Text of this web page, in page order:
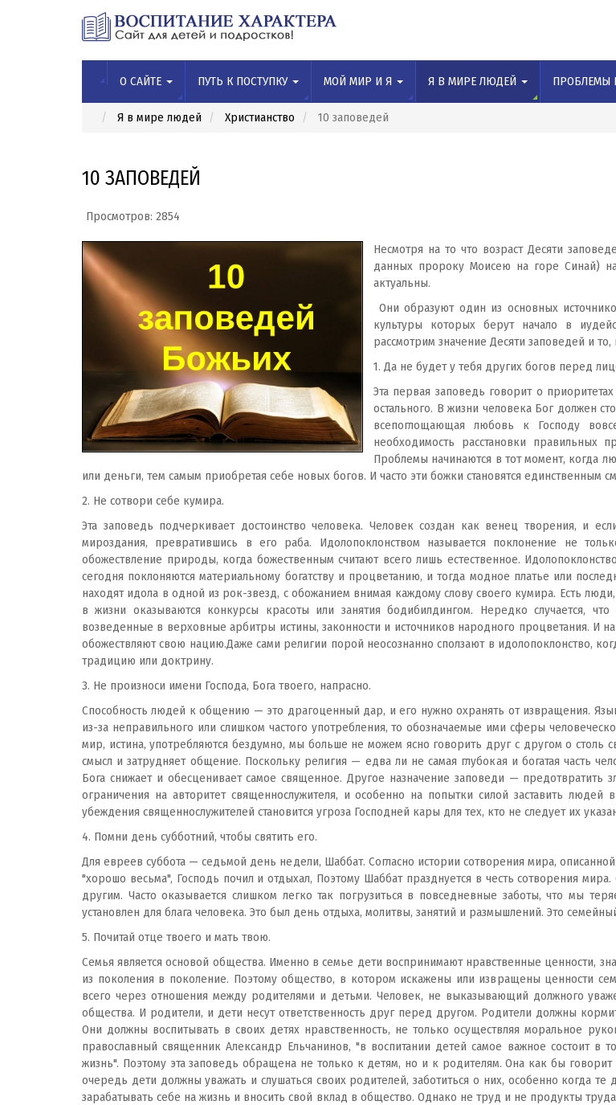
О САЙТЕ ПУТЬ К ПОСТУПКУ МОЙ МИР И Я Я В МИРЕ ЛЮДЕЙ ПРОБЛЕМЫ
Я в мире людей Христианство 10 заповедей
10 ЗАПОВЕДЕЙ
Просмотров: 2854
Несмотря на то что возраст Десяти
данных пророку Моисею на горе Синай)
актуальны.
Они образуют один из основных
культуры которых берут начало в
рассмотрим значение Десяти заповедей и
1. Да не будет у тебя других богов перед
Эта первая заповедь говорит о
остального. В жизни человека Бог должен
всепоглощающая любовь к Господу
необходимость расстановки
Проблемы начинаются в тот момент, когда
или деньги, тем самым приобретая себе новых богов. И часто эти божки становятся единственным
2. Не сотвори себе кумира.
Эта заповедь подчеркивает достоинство человека. Человек создан как венец творения, и
мироздания, превратившись в его раба. Идолопоклонством называется поклонение не
обожествление природы, когда божественным считают всего лишь естественное.
сегодня поклоняются материальному богатству и процветанию, и тогда модное платье или
находят идола в одной из рок-звезд, с обожанием внимая каждому слову своего кумира. Есть
в жизни оказываются конкурсы красоты или занятия бодибилдингом. Нередко случается, что
возведенные в верховные арбитры истины, законности и источников народного процветания. И
обожествляют свою нацию.Даже сами религии порой неосознанно сползают в идолопоклонство,
традицию или доктрину.
3. Не произноси имени Господа, Бога твоего, напрасно.
Способность людей к общению — это драгоценный дар, и его нужно охранять от извращения.
из-за неправильного или слишком частого употребления, то обозначаемые ими сферы
мир, истина, употребляются бездумно, мы больше не можем ясно говорить друг с другом о
смысл и затрудняет общение. Поскольку религия — едва ли не самая глубокая и богатая часть
Бога снижает и обесценивает самое священное. Другое назначение заповеди — предотвратить
ограничения на авторитет священнослужителя, и особенно на попытки силой заставить
убеждения священнослужителей становится угроза Господней кары для тех, кто не следует их
4. Помни день субботний, чтобы святить его.
Для евреев суббота — седьмой день недели, Шаббат. Согласно истории сотворения мира,
"хорошо весьма", Господь почил и отдыхал, Поэтому Шаббат празднуется в честь сотворения
другим. Часто оказывается слишком легко так погрузиться в повседневные заботы, что мы
установлен для блага человека. Это был день отдыха, молитвы, занятий и размышлений. Это
5. Почитай отце твоего и мать твою.
Семья является основой общества. Именно в семье дети воспринимают нравственные ценности,
из поколения в поколение. Поэтому общество, в котором искажены или извращены ценности
всего через отношения между родителями и детьми. Человек, не выказывающий должного
общества. И родители, и дети несут ответственность друг перед другом. Родители должны
Они должны воспитывать в своих детях нравственность, не только осуществляя моральное
православный священник Александр Ельчанинов, "в воспитании детей самое важное состоит
жизнь". Поэтому эта заповедь обращена не только к детям, но и к родителям. Она как бы говорит
очередь дети должны уважать и слушаться своих родителей, заботиться о них, особенно когда
зарабатывать себе на жизнь и вносить свой вклад в общество. Однако не труд и не продукты